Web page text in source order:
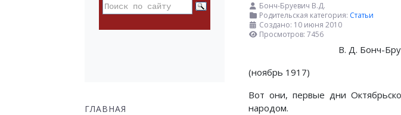
ГЛАВНАЯ
Бонч-Бруевич В.Д.
Родительская категория: Статьи
Создано: 10 июня 2010
Просмотров: 7456
В. Д. Бонч-
(ноябрь 1917)
Вот они, первые дни
народом.